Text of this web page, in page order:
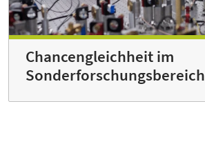
Chancengleichheit im
Sonderforschungsbereich